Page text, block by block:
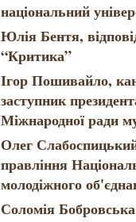
національний
Юлія Бентя,
“Критика”
Ігор Пошивайло,
заступник
Міжнародної ради
Олег
правління
молодіжного
Соломія